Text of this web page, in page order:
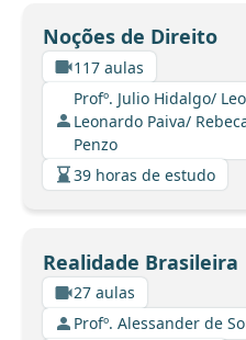
Noções de Direito
117 aulas
Profº. Julio Hidalgo/
Leonardo Paiva/
Penzo
39 horas de estudo
Realidade Brasileira
27 aulas
Profº. Alessander de